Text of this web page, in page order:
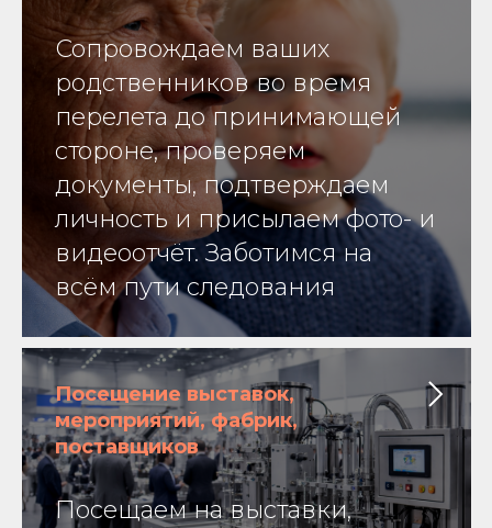
Сопровождаем ваших
родственников во время
перелета до принимающей
стороне, проверяем
документы, подтверждаем
личность и присылаем фото- и
видеоотчёт. Заботимся на
всём пути следования
Посещение выставок,
мероприятий, фабрик,
поставщиков
Посещаем на выставки,